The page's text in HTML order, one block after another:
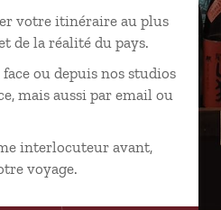
votre itinéraire au plus
de la réalité du pays.
face ou depuis nos studios
mais aussi par email ou
interlocuteur avant,
voyage.